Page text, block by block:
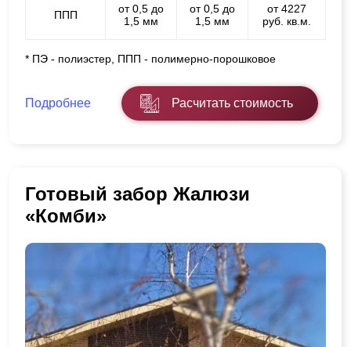
ППП
от 0,5 до
1,5 мм
от 0,5 до
1,5 мм
от 4227
руб. кв.м.
* ПЭ - полиэстер, ППП - полимерно-порошковое
Подробнее Расчитать стоимость
Готовый забор Жалюзи
«Комби»